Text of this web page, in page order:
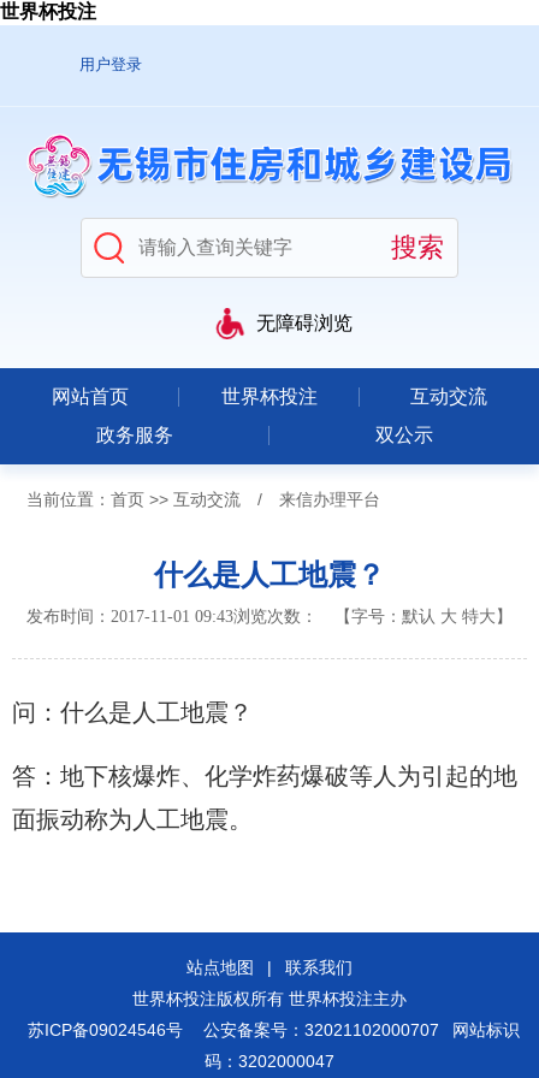
世界杯投注
用户登录
无障碍浏览
网站首页 世界杯投注
互动交流
政务服务
双公示
当前位置： 首页>> 互动交流 / 来信办理平台
什么是人工地震？
发布时间：2017-11-01 09:43浏览次数： 【字号： 默认 大 特大 】
问：什么是人工地震？
答：地下核爆炸、化学炸药爆破等人为引起的地
面振动称为人工地震。
站点地图 |
联系我们
世界杯投注版权所有 世界杯投注主办
苏ICP备09024546号
公安备案号：32021102000707
网站标识
码：3202000047